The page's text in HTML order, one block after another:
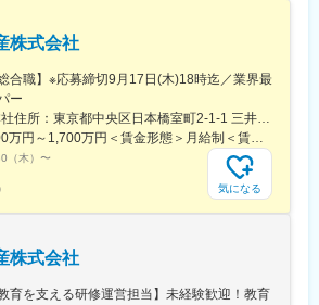
輩社員が現場業務を丁寧に指導。経験が浅い方
能です。
日祝休み、直行直帰可、月残業10時間程度。
ています。
アパス
して経験を積み、将来的には複数案件の統括管
ーダー等へキャリアアップが可能です。
、グループ協働で新技術活用を推進、安心して
提供しています。
の定める業務
株式会社
合職】※応募締切9月17日(木)18時迄／業界最
ー
＜勤務地詳細＞本社住所：東京都中央区日本橋室町2-1-1 三井本館勤務地最寄駅：東京メトロ銀座線・半蔵門線／三越前駅受動喫煙対策：屋内全面禁煙変更の範囲：会社の定める事業所（リモートワーク含む）
＜予定年収＞1,000万円～1,700万円＜賃金形態＞月給制＜賃金内訳＞月額（基本給）：470,000円～800,000円＜月給＞470,000円～800,000円＜昇給有無＞有＜残業手当＞有＜給与補足＞※経験に応ず※上記年収は基礎給与・賞与（2回）を含む。時間外勤務手当・諸手当別途支給。※あくまでモデルケースであり、実際の年収とは異なる可能性があります。処遇条件の詳細は内定後のオファー面談にてご説明いたします。賃金はあくまでも目安の金額であり、選考を通じて上下する可能性があります。月給(月額)は固定手当を含めた表記です。
（木） 〜
気になる
株式会社
育を支える研修運営担当】未経験歓迎！教育